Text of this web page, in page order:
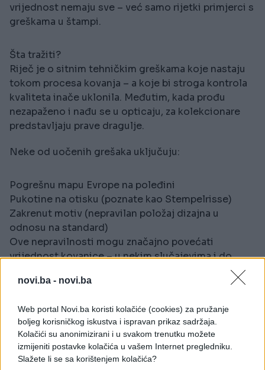
novi.ba - novi.ba
Web portal Novi.ba koristi kolačiće (cookies) za pružanje
boljeg korisničkog iskustva i ispravan prikaz sadržaja.
Kolačići su anonimizirani i u svakom trenutku možete
izmijeniti postavke kolačića u vašem Internet pregledniku.
Slažete li se sa korištenjem kolačića?
vrijednost nemaju sve – već samo rijetki primjerci s
greškama u štampi.
Šta tražiti?
Riječ je o sitnim tehničkim greškama koje nastaju
tokom procesa kovanja – a koje bi stroga kontrola
kvaliteta inače uklonila. Međutim, kada prođu
nezapaženo i nađu se u opticaju, za kolekcionare
predstavljaju prave dragulje.
Neke od uočenih grešaka uključuju:
Pogrešnu mapu Evrope na poleđini
Pukotine na otisku (poznate kao Stempelrisse)
Zakrenut motiv (nepravilan položaj dizajna u
odnosu na standard)
Ove nepravilnosti mogu značajno povećati
vrijednost kovanice – u nekim slučajevima i do
Na internetu su dostupni brojni tutorijali i video
vodiči (naročito na YouTubeu) koji pomažu u
identifikaciji rijetkih kovanica. Ipak, ako sumnjate
da imate vrijedan primjerak, najbolje je obratiti se
numizmatičaru ili ovlaštenom procjenitelju.